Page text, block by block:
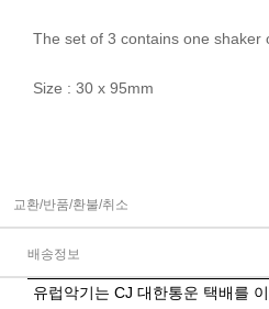
The set of 3 contains one shaker
Size : 30 x 95mm
교환/반품/환불/취소
배송정보
유럽악기는 CJ 대한통운 택배를